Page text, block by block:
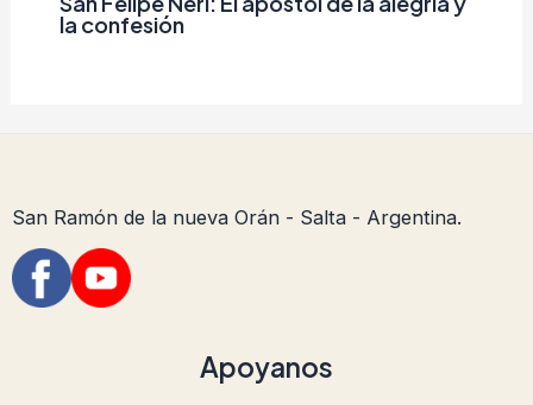
la confesión
San Ramón de la nueva Orán - Salta - Argentina.
Apoyanos